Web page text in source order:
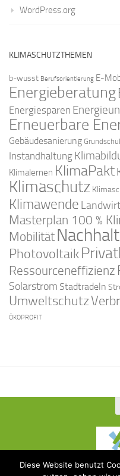
WordPress.org
KLIMASCHUTZTHEMEN
b-wusst Berufsorientierung E-
Energieberatung
Energiesparen
Erneuerbare
Gebäudesanierung
Instandhaltung
Klimalernen KlimaPakt
Klimaschutz
Klimawende
Masterplan 100 %
Mobilität
Photovoltaik
Ressourceneffizienz
Solarstrom Stadtradeln
Umweltschutz
ÖKOPROFIT
Diese Website benutzt